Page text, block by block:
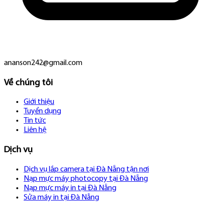
ananson242@gmail.com
Về chúng tôi
Giới thiệu
Tuyển dụng
Tin tức
Liên hệ
Dịch vụ
Dịch vụ lắp camera tại Đà Nẵng tận nơi
Nạp mực máy photocopy tại Đà Nẵng
Nạp mực máy in tại Đà Nẵng
Sửa máy in tại Đà Nẵng